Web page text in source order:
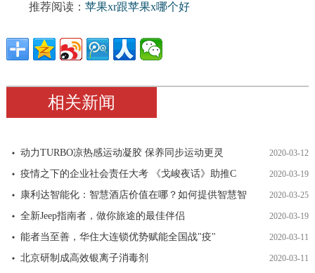
推荐阅读： 苹果xr跟苹果x哪个好
相关新闻
动力TURBO凉热感运动凝胶 保养同步运动更灵 2020-03-12
疫情之下的企业社会责任大考 《戈峻夜话》助推C 2020-03-19
康利达智能化：智慧酒店价值在哪？如何提供智慧智 2020-03-25
全新Jeep指南者，做你旅途的最佳伴侣 2020-03-19
能者当至善，华住大连锁优势赋能全国战"疫" 2020-03-11
北京研制成高效银离子消毒剂 2020-03-11